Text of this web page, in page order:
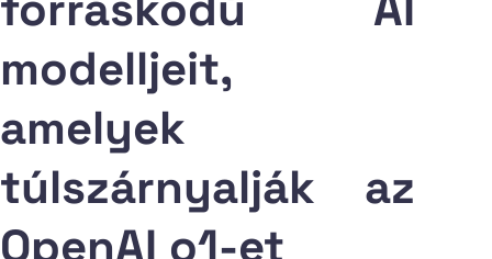
modelljeit,
amelyek
túlszárnyalják az
OpenAI o1-et